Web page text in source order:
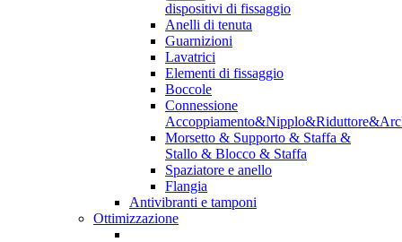
dispositivi di fissaggio
Anelli di tenuta
Guarnizioni
Lavatrici
Elementi di fissaggio
Boccole
Connessione
Morsetto & Supporto & Staffa &
Stallo & Blocco & Staffa
Spaziatore e anello
Flangia
Antivibranti e tamponi
Ottimizzazione